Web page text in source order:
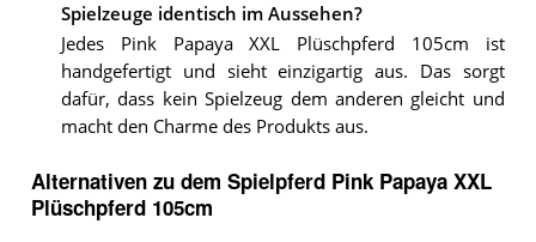
Spielzeuge identisch im Aussehen?
Jedes Pink Papaya XXL Plüschpferd 105cm ist
handgefertigt und sieht einzigartig aus. Das sorgt
dafür, dass kein Spielzeug dem anderen gleicht und
macht den Charme des Produkts aus.
Alternativen zu dem Spielpferd Pink Papaya XXL
Plüschpferd 105cm